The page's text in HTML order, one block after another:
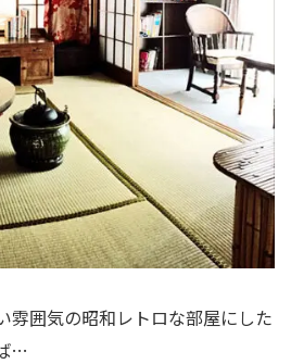
雰囲気の昭和レトロな部屋にした
…